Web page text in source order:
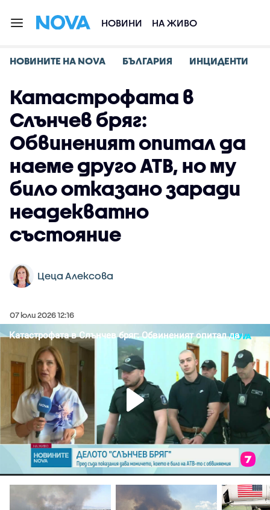
НОВИНИ НА ЖИВО
НОВИНИТЕ НА NOVA БЪЛГАРИЯ ИНЦИДЕНТИ
Катастрофата в
Слънчев бряг:
Обвиненият опитал да
наеме друго АТВ, но му
било отказано заради
неадекватно
състояние
Цеца Алексова
07 юли 2026 12:16